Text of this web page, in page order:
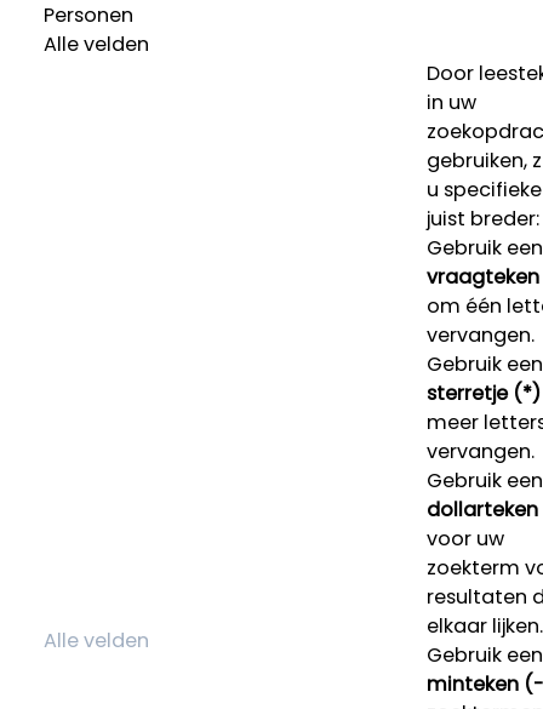
Personen
Alle velden
Door
in uw
gebruiken,
u
juist breder:
Gebruik een
om één
vervangen.
Gebruik een
sterretje (*)
meer
vervangen.
Gebruik een
voor uw
zoekterm
resultaten
elkaar lijken.
Gebruik een
minteken